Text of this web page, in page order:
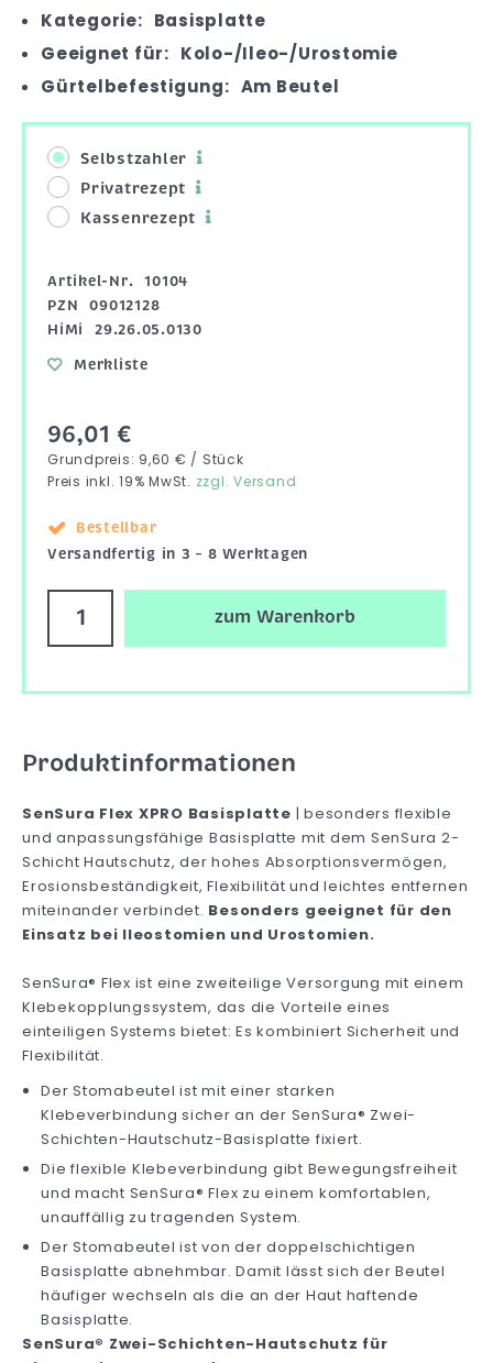
Kategorie: Basisplatte
Geeignet für: Kolo-/Ileo-/Urostomie
Gürtelbefestigung: Am Beutel
Selbstzahler
Privatrezept
Kassenrezept
Artikel-Nr.
10104
PZN
09012128
HiMi
29.26.05.0130
Merkliste
96,01 €
Grundpreis: 9,60 € / Stück
Preis inkl. 19% MwSt. zzgl. Versand
Bestellbar
Versandfertig in 3 – 8 Werktagen
zum Warenkorb
Produktinformationen
SenSura Flex XPRO Basisplatte | besonders flexible
und anpassungsfähige Basisplatte mit dem SenSura 2-
Schicht Hautschutz, der hohes Absorptionsvermögen,
Erosionsbeständigkeit, Flexibilität und leichtes entfernen
miteinander verbindet. Besonders geeignet für den
Einsatz bei Ileostomien und Urostomien.
SenSura® Flex ist eine zweiteilige Versorgung mit einem
Klebekopplungssystem, das die Vorteile eines
einteiligen Systems bietet: Es kombiniert Sicherheit und
Flexibilität.
Der Stomabeutel ist mit einer starken
Klebeverbindung sicher an der SenSura® Zwei-
Schichten-Hautschutz-Basisplatte fixiert.
Die flexible Klebeverbindung gibt Bewegungsfreiheit
und macht SenSura® Flex zu einem komfortablen,
unauffällig zu tragenden System.
Der Stomabeutel ist von der doppelschichtigen
Basisplatte abnehmbar. Damit lässt sich der Beutel
häufiger wechseln als die an der Haut haftende
Basisplatte.
SenSura® Zwei-Schichten-Hautschutz für